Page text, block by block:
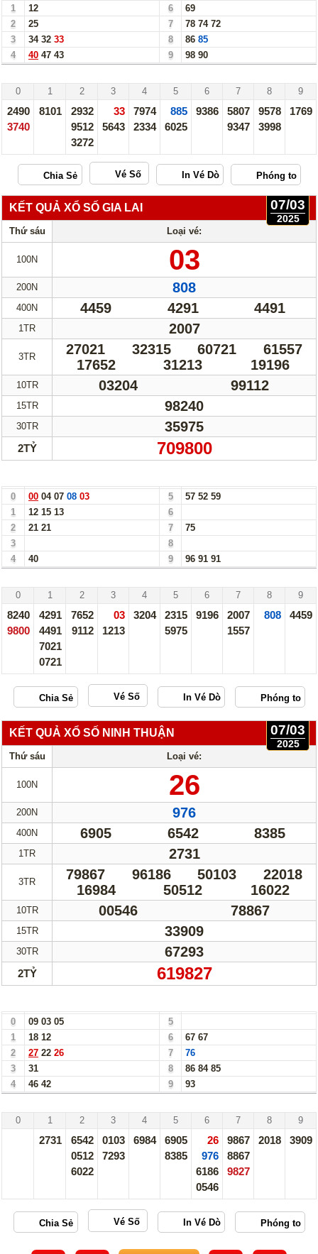
1 12 6
69
2
25 7 78 74 72
3
34 32 33 8 86 85
4
40 47 43 9 98 90
0 1 2 3 4 5 6 7 8 9
2490
3740
8101
2932
9512
3272
33
5643
7974
2334
885
6025
9386
5807
9347
9578
3998
1769
Vé Số
KẾT QUẢ XỔ SỐ GIA LAI 07/03
2025
Thứ sáu Loại vé:
100N 03
200N 808
400N 4459 4291 4491
1TR 2007
3TR 27021 32315 60721
61557
17652
31213 19196
10TR 03204 99112
15TR 98240
30TR 35975
2TỶ 709800
0 00 04 07 08 03 5 57 52 59
1
12 15 13
6
2
21 21 7
75
3
8
4
40 9 96 91 91
0 1 2 3 4 5 6 7 8 9
8240
9800
4291
4491
7021
0721
7652
9112
03
1213
3204
2315
5975
9196
2007
1557
808 4459
Vé Số
KẾT QUẢ XỔ SỐ NINH THUẬN 07/03
2025
Thứ sáu Loại vé:
100N 26
200N 976
400N 6905 6542 8385
1TR 2731
3TR 79867 96186 50103
22018
16984
50512 16022
10TR 00546 78867
15TR 33909
30TR 67293
2TỶ 619827
0 09 03 05
5
1
18 12 6 67 67
2
27 22 26 7
76
3
31 8 86 84 85
4
46 42 9 93
0 1 2 3 4 5 6 7 8 9
2731
6542
0512
6022
0103
7293
6984
6905
8385
26
976
6186
0546
9867
8867
9827
2018 3909
Vé Số